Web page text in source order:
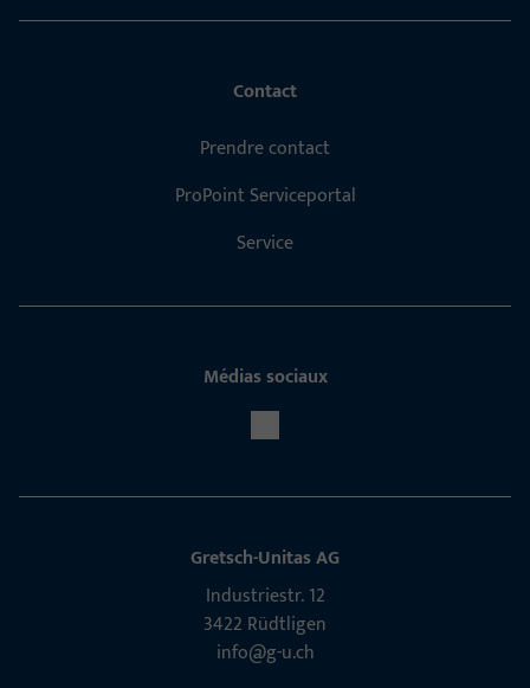
Contact
Prendre contact
ProPoint Serviceportal
Service
Médias sociaux
Gretsch-Unitas AG
Indu­s­triestr. 12
3422 Rüdt­ligen
info@g-u.ch